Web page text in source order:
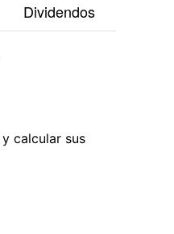
Dividendos
calcular sus